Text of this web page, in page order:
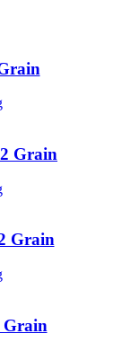
Grain
Grain
Grain